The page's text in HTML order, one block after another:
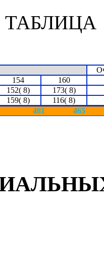
154 160
152( 8) 173( 8)
159( 8) 116( 8)
481 465